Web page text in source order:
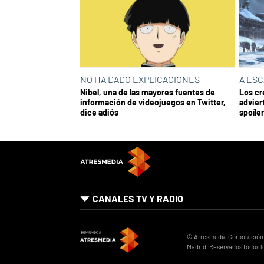
NO HA DADO EXPLICACIONES
Nibel, una de las mayores fuentes de
información de videojuegos en Twitter,
dice adiós
A
Los
CANALES TV Y RADIO
© Atresmedia Corporación
Madrid. Reservados todos